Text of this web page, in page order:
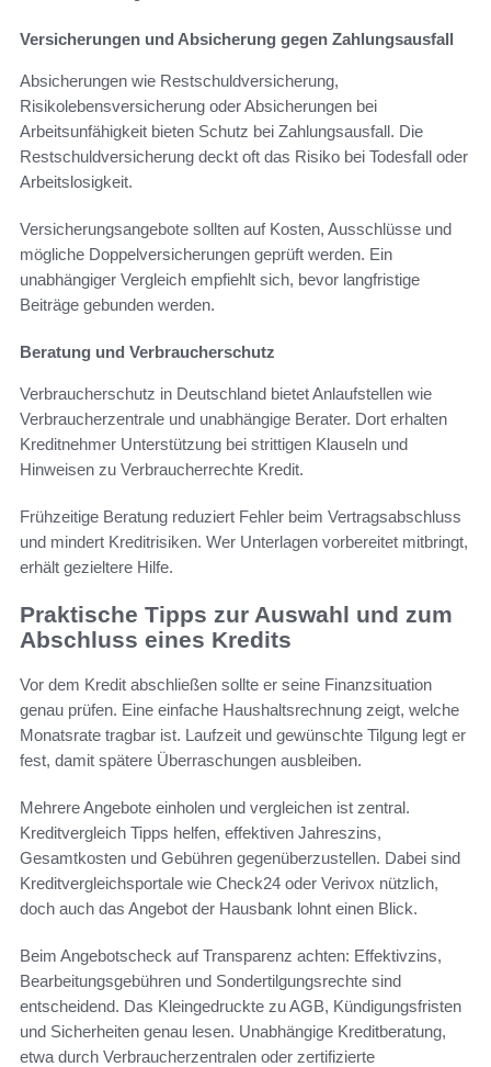
Versicherungen und Absicherung gegen Zahlungsausfall
Absicherungen wie Restschuldversicherung,
Risikolebensversicherung oder Absicherungen bei
Arbeitsunfähigkeit bieten Schutz bei Zahlungsausfall. Die
Restschuldversicherung deckt oft das Risiko bei Todesfall oder
Arbeitslosigkeit.
Versicherungsangebote sollten auf Kosten, Ausschlüsse und
mögliche Doppelversicherungen geprüft werden. Ein
unabhängiger Vergleich empfiehlt sich, bevor langfristige
Beiträge gebunden werden.
Beratung und Verbraucherschutz
Verbraucherschutz in Deutschland bietet Anlaufstellen wie
Verbraucherzentrale und unabhängige Berater. Dort erhalten
Kreditnehmer Unterstützung bei strittigen Klauseln und
Hinweisen zu Verbraucherrechte Kredit.
Frühzeitige Beratung reduziert Fehler beim Vertragsabschluss
und mindert Kreditrisiken. Wer Unterlagen vorbereitet mitbringt,
erhält gezieltere Hilfe.
Praktische Tipps zur Auswahl und zum
Abschluss eines Kredits
Vor dem Kredit abschließen sollte er seine Finanzsituation
genau prüfen. Eine einfache Haushaltsrechnung zeigt, welche
Monatsrate tragbar ist. Laufzeit und gewünschte Tilgung legt er
fest, damit spätere Überraschungen ausbleiben.
Mehrere Angebote einholen und vergleichen ist zentral.
Kreditvergleich Tipps helfen, effektiven Jahreszins,
Gesamtkosten und Gebühren gegenüberzustellen. Dabei sind
Kreditvergleichsportale wie Check24 oder Verivox nützlich,
doch auch das Angebot der Hausbank lohnt einen Blick.
Beim Angebotscheck auf Transparenz achten: Effektivzins,
Bearbeitungsgebühren und Sondertilgungsrechte sind
entscheidend. Das Kleingedruckte zu AGB, Kündigungsfristen
und Sicherheiten genau lesen. Unabhängige Kreditberatung,
etwa durch Verbraucherzentralen oder zertifizierte